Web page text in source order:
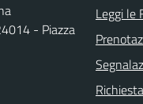
- Piazza
Leggi le